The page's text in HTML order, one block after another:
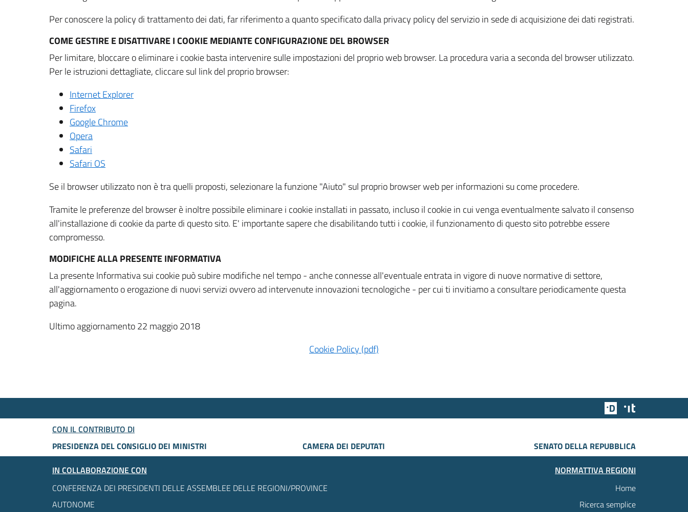
Per conoscere la policy di trattamento dei dati, far riferimento a quanto specificato dalla privacy policy del servizio in sede di acquisizione dei dati registrati.
COME GESTIRE E DISATTIVARE I COOKIE MEDIANTE CONFIGURAZIONE DEL BROWSER
Per limitare, bloccare o eliminare i cookie basta intervenire sulle impostazioni del proprio web browser. La procedura varia a seconda del browser utilizzato.
Per le istruzioni dettagliate, cliccare sul link del proprio browser:
Internet Explorer
Firefox
Google Chrome
Opera
Safari
Safari OS
Se il browser utilizzato non è tra quelli proposti, selezionare la funzione "Aiuto" sul proprio browser web per informazioni su come procedere.
Tramite le preferenze del browser è inoltre possibile eliminare i cookie installati in passato, incluso il cookie in cui venga eventualmente salvato il consenso
all'installazione di cookie da parte di questo sito. E' importante sapere che disabilitando tutti i cookie, il funzionamento di questo sito potrebbe essere
compromesso.
MODIFICHE ALLA PRESENTE INFORMATIVA
La presente Informativa sui cookie può subire modifiche nel tempo - anche connesse all'eventuale entrata in vigore di nuove normative di settore,
all'aggiornamento o erogazione di nuovi servizi ovvero ad intervenute innovazioni tecnologiche - per cui ti invitiamo a consultare periodicamente questa
pagina.
Ultimo aggiornamento 22 maggio 2018
Cookie Policy (pdf)
Team Digitale
CON IL CONTRIBUTO DI
PRESIDENZA DEL CONSIGLIO DEI MINISTRI
CAMERA DEI DEPUTATI
SENATO DELLA REPUBBLICA
IN COLLABORAZIONE CON
CONFERENZA DEI PRESIDENTI DELLE ASSEMBLEE DELLE REGIONI/PROVINCE
AUTONOME
NORMATTIVA REGIONI
Home
Ricerca semplice